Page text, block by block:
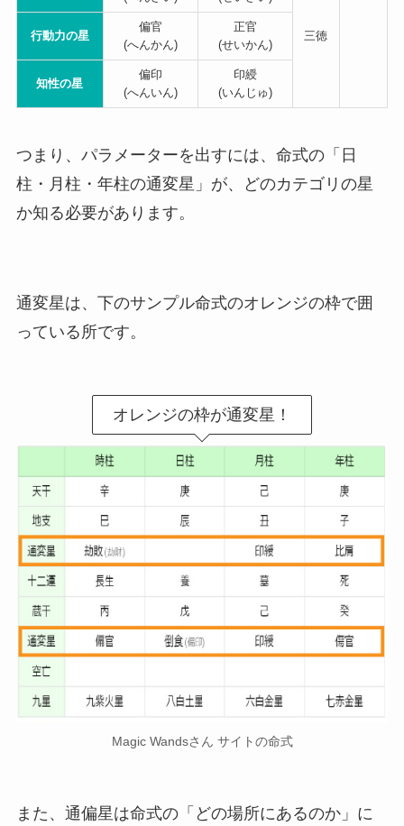
三徳
行動力の星
偏官
(へんかん)
正官
(せいかん)
知性の星
偏印
(へんいん)
印綬
(いんじゅ)
つまり、パラメーターを出すには、命式の「日
柱・月柱・年柱の通変星」が、どのカテゴリの星
か知る必要があります。
通変星は、下のサンプル命式のオレンジの枠で囲
っている所です。
オレンジの枠が通変星！
Magic Wandsさん サイトの命式
また、通偏星は命式の「どの場所にあるのか」に